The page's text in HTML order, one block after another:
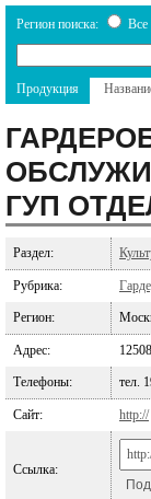
Регион поиска: Все
Продукция
ГУП
Раздел:
Рубрика:
Регион:
Адрес:
Телефоны: тел.
Сайт: http://
Ссылка: